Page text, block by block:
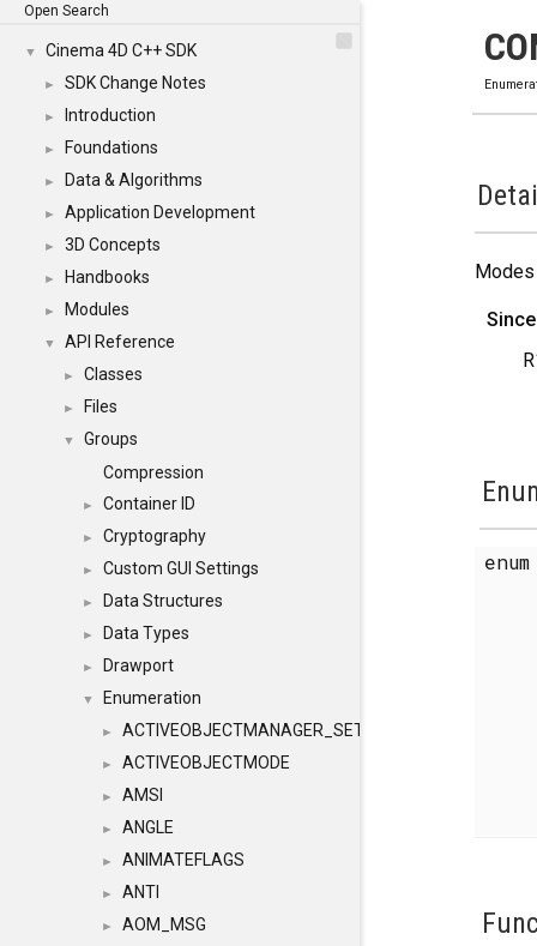
Open Search
▼ Cinema 4D C++ SDK
► SDK Change Notes
► Introduction
► Foundations
► Data & Algorithms
► Application Development
► 3D Concepts
► Handbooks
► Modules
▼ API Reference
► Classes
► Files
▼
Groups
Compression
► Container ID
► Cryptography
► Custom GUI Settings
► Data Structures
► Data Types
► Drawport
▼ Enumeration
► ACTIVEOBJECTMANAGER_SETOBJECTS
► ACTIVEOBJECTMODE
► AMSI
► ANGLE
► ANIMATEFLAGS
► ANTI
►
AOM_MSG
Since